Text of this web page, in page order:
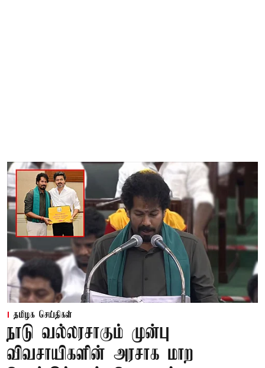
தமிழக செய்திகள்
நாடு வல்லரசாகும் முன்பு
விவசாயிகளின் அரசாக மாற